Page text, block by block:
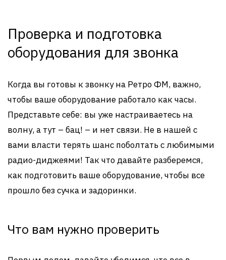
Проверка и подготовка
оборудования для звонка
Когда вы готовы к звонку на Ретро ФМ, важно,
чтобы ваше оборудование работало как часы.
Представьте себе: вы уже настраиваетесь на
волну, а тут – бац! – и нет связи. Не в нашей с
вами власти терять шанс поболтать с любимыми
радио-диджеями! Так что давайте разберемся,
как подготовить ваше оборудование, чтобы все
прошло без сучка и задоринки.
Что вам нужно проверить